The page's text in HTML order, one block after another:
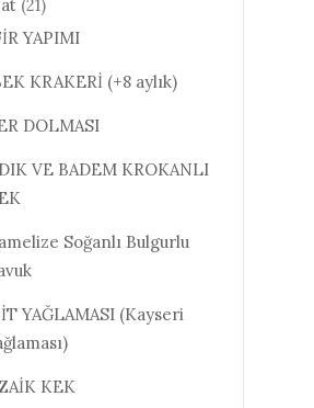
(21)
YAPIMI
KRAKERİ (+8 aylık)
DOLMASI
VE BADEM KROKANLI
Soğanlı Bulgurlu
YAĞLAMASI (Kayseri
KEK